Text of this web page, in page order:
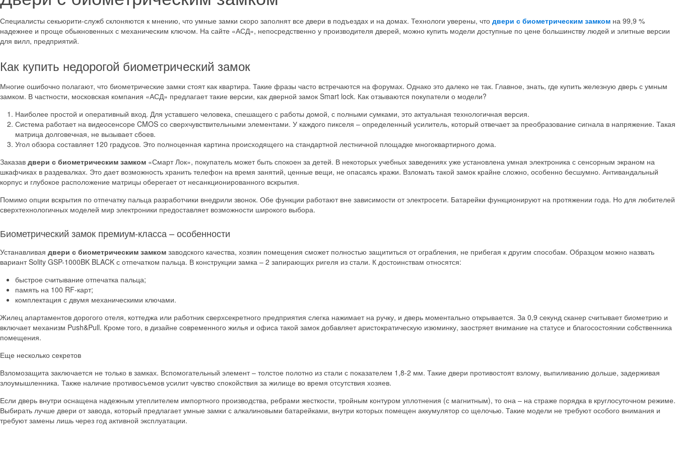
Специалисты секьюрити-служб склоняются к мнению, что умные замки скоро заполнят все двери в подъездах и на домах. Технологи уверены, что двери с биометрическим замком на 99,9 %
надежнее и проще обыкновенных с механическим ключом. На сайте «АСД», непосредственно у производителя дверей, можно купить модели доступные по цене большинству людей и элитные версии
для вилл, предприятий.
Как купить недорогой биометрический замок
Многие ошибочно полагают, что биометрические замки стоят как квартира. Такие фразы часто встречаются на форумах. Однако это далеко не так. Главное, знать, где купить железную дверь с умным
замком. В частности, московская компания «АСД» предлагает такие версии, как дверной замок Smart lock. Как отзываются покупатели о модели?
Наиболее простой и оперативный вход. Для уставшего человека, спешащего с работы домой, с полными сумками, это актуальная технологичная версия.
Система работает на видеосенсоре CMOS со сверхчувствительными элементами. У каждого пикселя – определенный усилитель, который отвечает за преобразование сигнала в напряжение. Такая
матрица долговечная, не вызывает сбоев.
Угол обзора составляет 120 градусов. Это полноценная картина происходящего на стандартной лестничной площадке многоквартирного дома.
Заказав двери с биометрическим замком «Смарт Лок», покупатель может быть спокоен за детей. В некоторых учебных заведениях уже установлена умная электроника с сенсорным экраном на
шкафчиках в раздевалках. Это дает возможность хранить телефон на время занятий, ценные вещи, не опасаясь кражи. Взломать такой замок крайне сложно, особенно бесшумно. Антивандальный
корпус и глубокое расположение матрицы оберегает от несанкционированного вскрытия.
Помимо опции вскрытия по отпечатку пальца разработчики внедрили звонок. Обе функции работают вне зависимости от электросети. Батарейки функционируют на протяжении года. Но для любителей
сверхтехнологичных моделей мир электроники предоставляет возможности широкого выбора.
Биометрический замок премиум-класса – особенности
Устанавливая двери с биометрическим замком заводского качества, хозяин помещения сможет полностью защититься от ограбления, не прибегая к другим способам. Образцом можно назвать
вариант Solity GSP-1000BK BLACK с отпечатком пальца. В конструкции замка – 2 запирающих ригеля из стали. К достоинствам относятся:
быстрое считывание отпечатка пальца;
память на 100 RF-карт;
комплектация с двумя механическими ключами.
Жилец апартаментов дорогого отеля, коттеджа или работник сверхсекретного предприятия слегка нажимает на ручку, и дверь моментально открывается. За 0,9 секунд сканер считывает биометрию и
включает механизм Push&Pull. Кроме того, в дизайне современного жилья и офиса такой замок добавляет аристократическую изюминку, заостряет внимание на статусе и благосостоянии собственника
помещения.
Еще несколько секретов
Взломозащита заключается не только в замках. Вспомогательный элемент – толстое полотно из стали с показателем 1,8-2 мм. Такие двери противостоят взлому, выпиливанию дольше, задерживая
злоумышленника. Также наличие противосъемов усилит чувство спокойствия за жилище во время отсутствия хозяев.
Если дверь внутри оснащена надежным утеплителем импортного производства, ребрами жесткости, тройным контуром уплотнения (с магнитным), то она – на страже порядка в круглосуточном режиме.
Выбирать лучше двери от завода, который предлагает умные замки с алкалиновыми батарейками, внутри которых помещен аккумулятор со щелочью. Такие модели не требуют особого внимания и
требуют замены лишь через год активной эксплуатации.